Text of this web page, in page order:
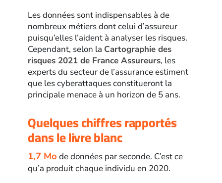
Les données sont indispensables à de
nombreux métiers dont celui d’assureur
puisqu’elles l’aident à analyser les risques.
Cependant, selon la Cartographie des
risques 2021 de France Assureurs, les
experts du secteur de l’assurance estiment
que les cyberattaques constitueront la
principale menace à un horizon de 5 ans.
Quelques chiffres rapportés
dans le livre blanc
1,7 Mo de données par seconde. C’est ce
qu’a produit chaque individu en 2020.